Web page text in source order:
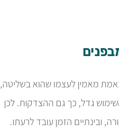
מאמין לעצמו שהוא בשליטה,
גדל, כך גם ההצדקות. לכן
ובינתיים הזמן עובד לרעתו.